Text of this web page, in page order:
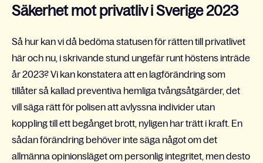
Säkerhet mot privatliv i Sverige 2023
Så hur kan vi då bedöma statusen för rätten till privatlivet
här och nu, i skrivande stund ungefär runt höstens inträde
år 2023? Vi kan konstatera att en lagförändring som
tillåter så kallad preventiva hemliga tvångsåtgärder, det
vill säga rätt för polisen att avlyssna individer utan
koppling till ett begånget brott, nyligen har trätt i kraft. En
sådan förändring behöver inte säga något om det
allmänna opinionsläget om personlig integritet, men desto